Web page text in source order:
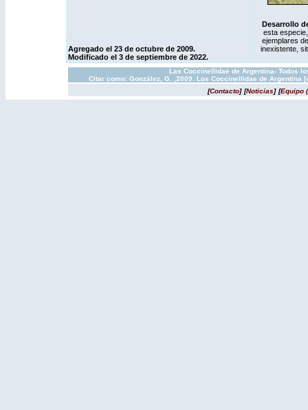
Desarrollo
esta
ejemplares
inexistente,
Agregado el 23 de octubre de 2009.
Modificado el 3 de septiembre de 2022.
Las Coccinellidae de Argentina- Todos
Citar como: González, G. ,2009. Los Coccinellidae de
[Contacto] [Noticias] [Equipo